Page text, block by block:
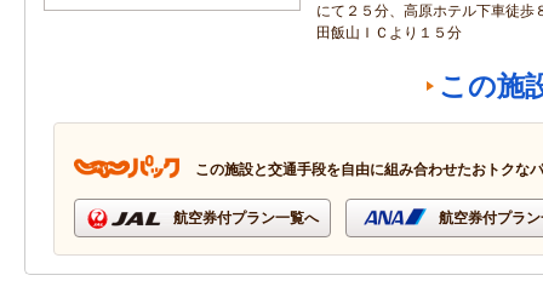
にて２５分、高原ホテル下車徒歩
田飯山ＩＣより１５分
この施
この施設と交通手段を自由に組み合わせたおトクな
航空券付プラン一覧へ 航空券付プラ